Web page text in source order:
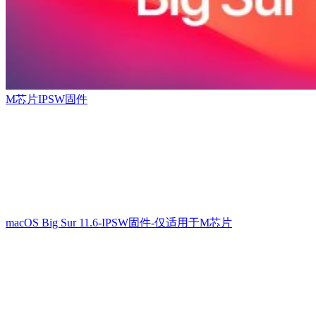
M芯片IPSW固件
macOS Big Sur 11.6-IPSW固件-仅适用于M芯片